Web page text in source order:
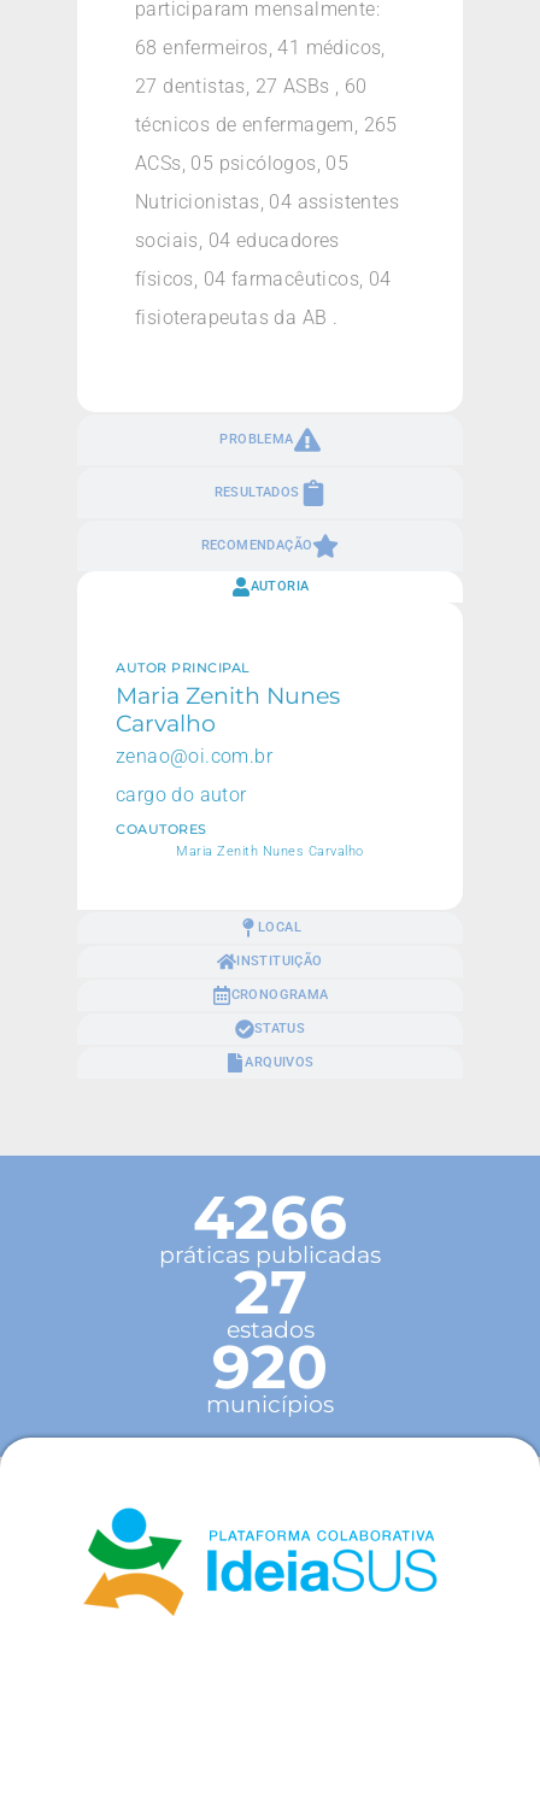
PROBLEMA
RESULTADOS
RECOMENDAÇÃO
participaram mensalmente:
68 enfermeiros, 41 médicos,
27 dentistas, 27 ASBs , 60
técnicos de enfermagem, 265
ACSs, 05 psicólogos, 05
Nutricionistas, 04 assistentes
sociais, 04 educadores
físicos, 04 farmacêuticos, 04
fisioterapeutas da AB .
AUTORIA
LOCAL
INSTITUIÇÃO
CRONOGRAMA
STATUS
ARQUIVOS
AUTOR PRINCIPAL
Maria Zenith Nunes
Carvalho
zenao@oi.com.br
cargo do autor
COAUTORES
Maria Zenith Nunes Carvalho
4266
práticas publicadas
27
estados
920
municípios